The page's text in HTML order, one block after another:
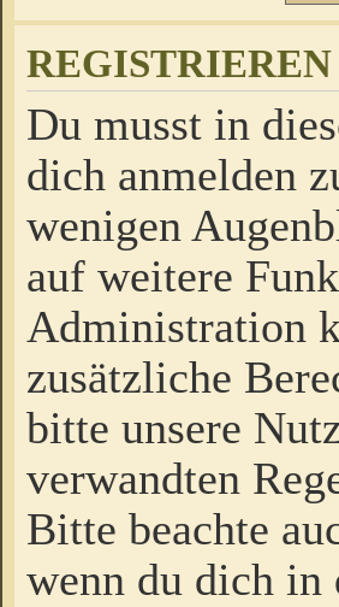
REGISTRIEREN
Du musst in
dich anmelden
wenigen
auf weitere
Administration
zusätzliche
bitte unsere
verwandten
Bitte beachte
wenn du dich in